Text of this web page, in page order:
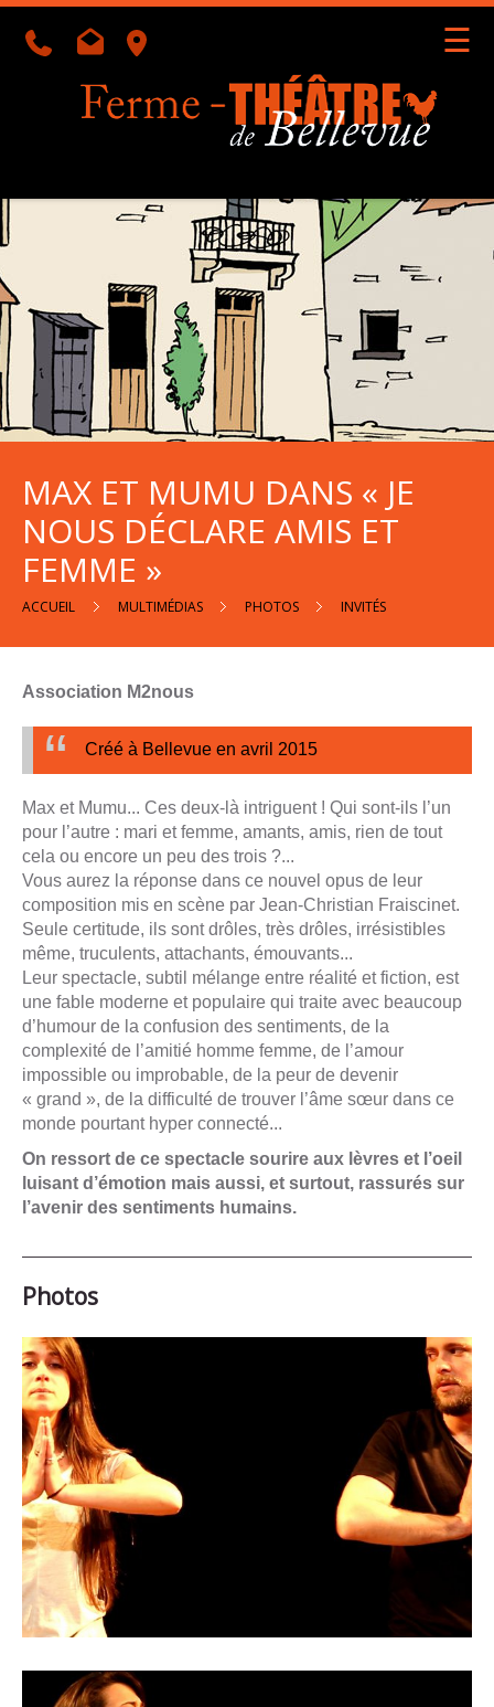
Accueil
l'Équipe
☰
MAX ET MUMU DANS « JE
NOUS DÉCLARE AMIS ET
FEMME »
ACCUEIL MULTIMÉDIAS PHOTOS INVITÉS
Association M2nous
Créé à Bellevue en avril 2015
Max et Mumu... Ces deux-là intriguent ! Qui sont-ils l’un
pour l’autre : mari et femme, amants, amis, rien de tout
cela ou encore un peu des trois ?...
Vous aurez la réponse dans ce nouvel opus de leur
composition mis en scène par Jean-Christian Fraiscinet.
Seule certitude, ils sont drôles, très drôles, irrésistibles
même, truculents, attachants, émouvants...
Leur spectacle, subtil mélange entre réalité et fiction, est
une fable moderne et populaire qui traite avec beaucoup
d’humour de la confusion des sentiments, de la
complexité de l’amitié homme femme, de l’amour
impossible ou improbable, de la peur de devenir
« grand », de la difficulté de trouver l’âme sœur dans ce
monde pourtant hyper connecté...
On ressort de ce spectacle sourire aux lèvres et l’oeil
luisant d’émotion mais aussi, et surtout, rassurés sur
l’avenir des sentiments humains.
Photos